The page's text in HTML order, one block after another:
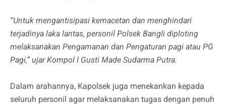
“Untuk mengantisipasi kemacetan dan menghindari
terjadinya laka lantas, personil Polsek Bangli diploting
melaksanakan Pengamanan dan Pengaturan pagi atau PG
Pagi,” ujar Kompol I Gusti Made Sudarma Putra.
Dalam arahannya, Kapolsek juga menekankan kepada
seluruh personil agar melaksanakan tugas dengan penuh